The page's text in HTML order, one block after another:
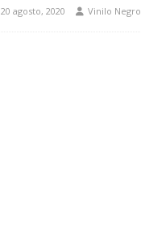
20 agosto, 2020 Vinilo Negro